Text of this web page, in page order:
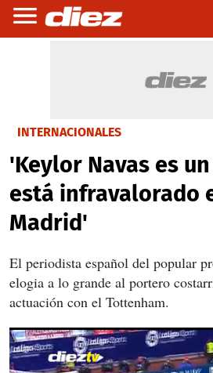
INTERNACIONALES
'Keylor Navas es
está infravalorado
Madrid'
El periodista español del popular
elogia a lo grande al portero
actuación con el Tottenham.